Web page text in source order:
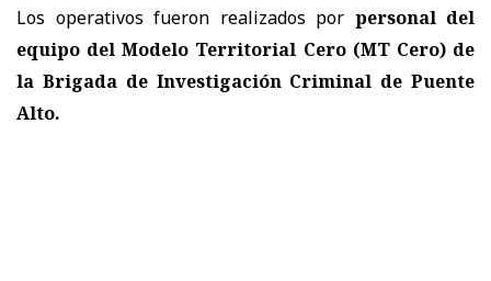
Los operativos fueron realizados por personal del
equipo del Modelo Territorial Cero (MT Cero) de
la Brigada de Investigación Criminal de Puente
Alto.